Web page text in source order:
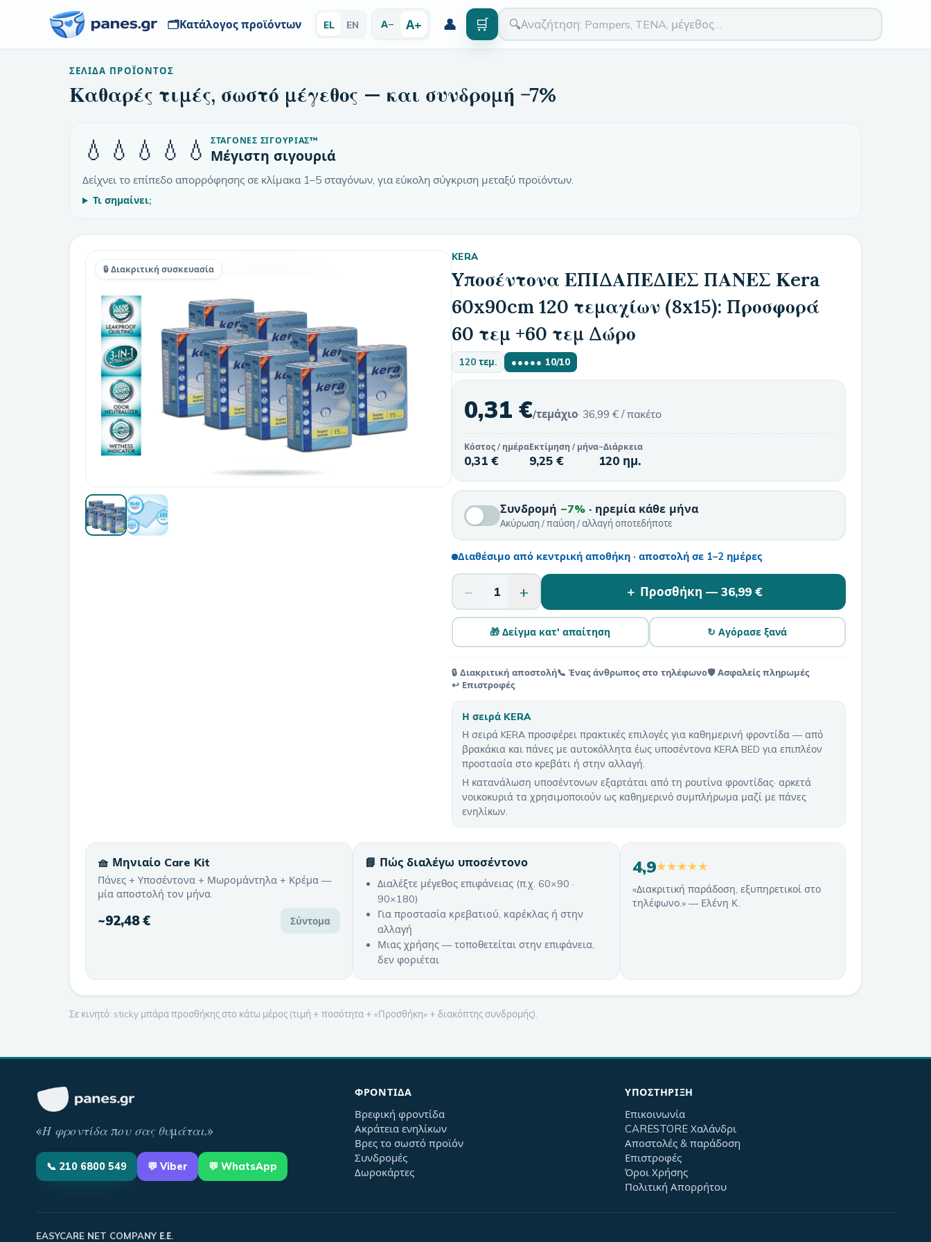
🔍
🗂️Κατάλογος προϊόντων EL EN Α− Α+ 👤 🛒
ΣΕΛΊΔΑ ΠΡΟΪΌΝΤΟΣ
Καθαρές τιμές, σωστό μέγεθος — και συνδρομή −7%
💧💧💧💧💧 ΣΤΑΓΌΝΕΣ ΣΙΓΟΥΡΙΆΣ™
Μέγιστη σιγουριά
Δείχνει το επίπεδο απορρόφησης σε κλίμακα 1–5 σταγόνων, για εύκολη σύγκριση μεταξύ προϊόντων.
Τι σημαίνει;
🔒 Διακριτική συσκευασία
KERA
Yποσέντονα ΕΠΙΔΑΠΕΔΙΕΣ ΠΑΝΕΣ Κera
60x90cm 120 τεμαχίων (8x15): Προσφορά
60 τεμ +60 τεμ Δώρο
120 τεμ. ●●●●● 10/10
0,31 €/τεμάχιο· 36,99 € / πακέτο
Κόστος / ημέρα
0,31 €
Εκτίμηση / μήνα
9,25 €
~Διάρκεια
120 ημ.
Συνδρομή −7%· ηρεμία κάθε μήνα
Ακύρωση / παύση / αλλαγή οποτεδήποτε
Διαθέσιμο από κεντρική αποθήκη · αποστολή σε 1–2 ημέρες
− 1 + ＋ Προσθήκη — 36,99 €
🎁 Δείγμα κατ' απαίτηση ↻ Αγόρασε ξανά
🔒 Διακριτική αποστολή📞 Ένας άνθρωπος στο τηλέφωνο🛡️ Ασφαλείς πληρωμές
↩️ Επιστροφές
Η σειρά KERA
Η σειρά KERA προσφέρει πρακτικές επιλογές για καθημερινή φροντίδα — από
βρακάκια και πάνες με αυτοκόλλητα έως υποσέντονα KERA BED για επιπλέον
προστασία στο κρεβάτι ή στην αλλαγή.
Η κατανάλωση υποσέντονων εξαρτάται από τη ρουτίνα φροντίδας· αρκετά
νοικοκυριά τα χρησιμοποιούν ως καθημερινό συμπλήρωμα μαζί με πάνες
ενηλίκων.
🧺 Μηνιαίο Care Kit
Πάνες + Υποσέντονα + Μωρομάντηλα + Κρέμα —
μία αποστολή τον μήνα.
~92,48 € Σύντομα
📘 Πώς διαλέγω υποσέντονο
Διαλέξτε μέγεθος επιφάνειας (π.χ. 60×90 ·
90×180)
Για προστασία κρεβατιού, καρέκλας ή στην
αλλαγή
Μιας χρήσης — τοποθετείται στην επιφάνεια,
δεν φοριέται
4,9★★★★★
«Διακριτική παράδοση, εξυπηρετικοί στο
τηλέφωνο.» — Ελένη Κ.
Σε κινητό: sticky μπάρα προσθήκης στο κάτω μέρος (τιμή + ποσότητα + «Προσθήκη» + διακόπτης συνδρομής).
«Η φροντίδα που σας θυμάται.»
📞 210 6800 549 💬 Viber 💬 WhatsApp
ΦΡΟΝΤΊΔΑ
Βρεφική φροντίδα
Ακράτεια ενηλίκων
Βρες το σωστό προϊόν
Συνδρομές
Δωροκάρτες
ΥΠΟΣΤΉΡΙΞΗ
Επικοινωνία
CARESTORE Χαλάνδρι
Αποστολές & παράδοση
Επιστροφές
Όροι Χρήσης
Πολιτική Απορρήτου
EASYCARE NET COMPANY Ε.Ε.